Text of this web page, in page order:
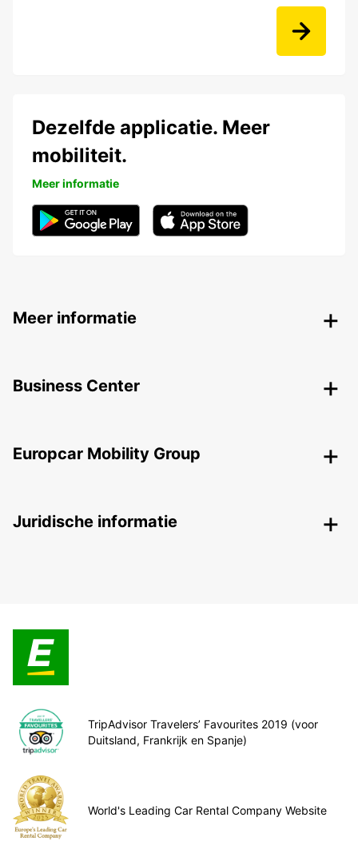
Dezelfde applicatie. Meer
mobiliteit.
Meer informatie
Meer informatie
Business Center
Europcar Mobility Group
Juridische informatie
TripAdvisor Travelers’ Favourites 2019 (voor
Duitsland, Frankrijk en Spanje)
World's Leading Car Rental Company Website